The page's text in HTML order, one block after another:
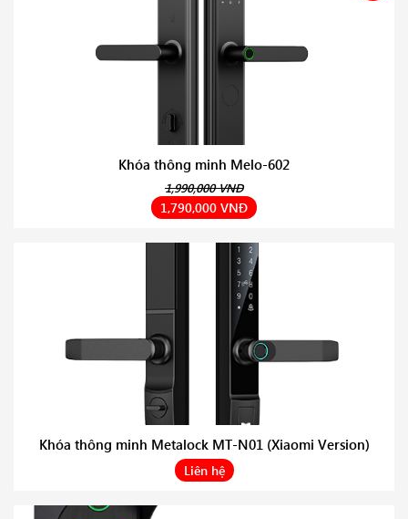
Khóa thông minh Melo-602
1,990,000 VNĐ
1,790,000 VNĐ
Khóa thông minh Metalock MT-N01 (Xiaomi Version)
Liên hệ